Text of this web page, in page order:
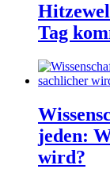
Tag
jeden:
wird?